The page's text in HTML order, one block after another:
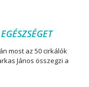
most az 50 cirkálók
János összegzi a